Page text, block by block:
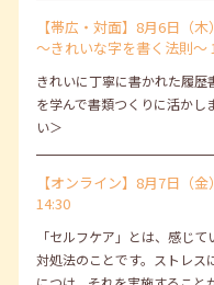
【帯広・対面】8月6日（
～きれいな字を書く法則～
きれいに丁寧に書かれた履
を学んで書類つくりに活かし
い＞
【オンライン】8月7日（
14:30
「セルフケア」とは、感じ
対処法のことです。ストレス